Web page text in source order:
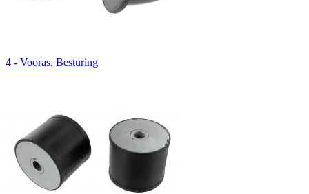
4 - Vooras, Besturing